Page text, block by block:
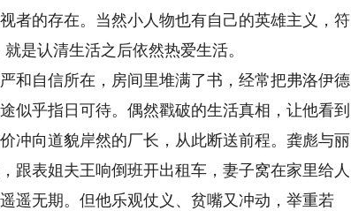
者的存在。当然小人物也有自己的英雄主义，符
是认清生活之后依然热爱生活。
自信所在，房间里堆满了书，经常把弗洛伊德
似乎指日可待。偶然戳破的生活真相，让他看到
冲向道貌岸然的厂长，从此断送前程。龚彪与丽
跟表姐夫王响倒班开出租车，妻子窝在家里给人
遥无期。但他乐观仗义、贫嘴又冲动，举重若